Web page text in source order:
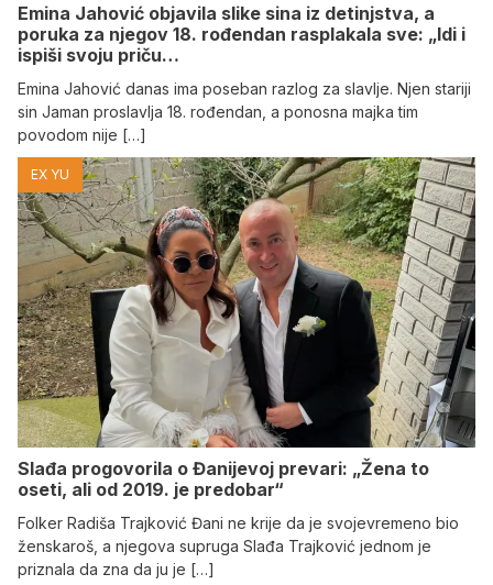
Emina Jahović objavila slike sina iz detinjstva, a
poruka za njegov 18. rođendan rasplakala sve: „Idi i
ispiši svoju priču…
Emina Jahović danas ima poseban razlog za slavlje. Njen stariji
sin Jaman proslavlja 18. rođendan, a ponosna majka tim
povodom nije […]
EX YU
Slađa progovorila o Đanijevoj prevari: „Žena to
oseti, ali od 2019. je predobar“
Folker Radiša Trajković Đani ne krije da je svojevremeno bio
ženskaroš, a njegova supruga Slađa Trajković jednom je
priznala da zna da ju je […]